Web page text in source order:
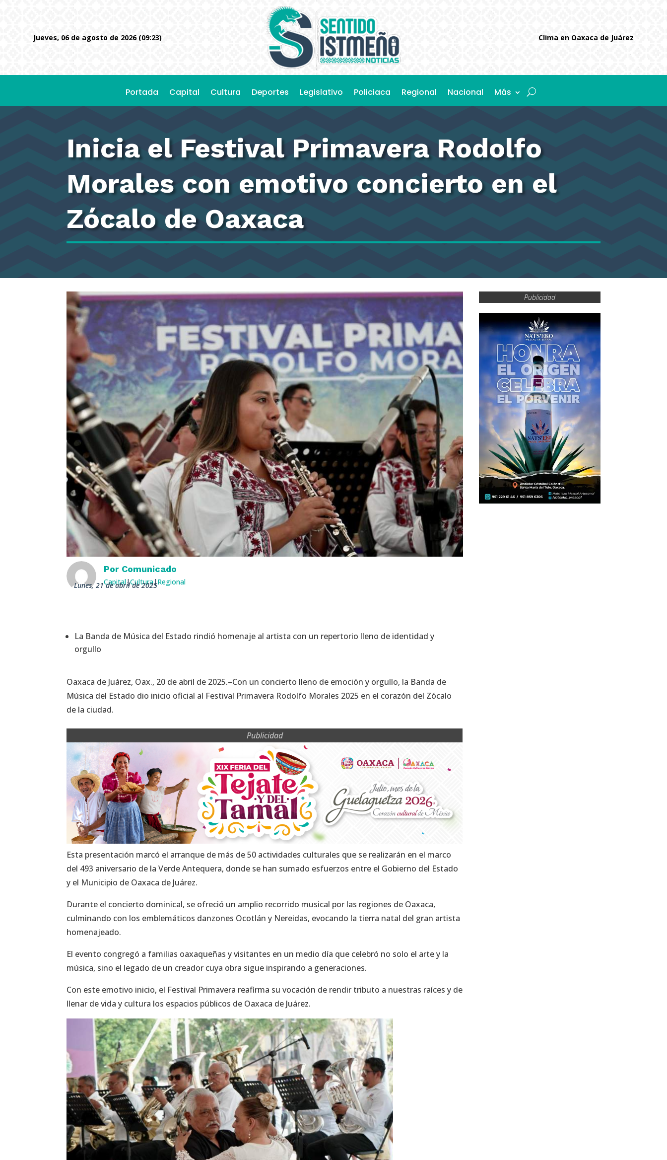
jueves, 06 de agosto de 2026 (09:23) Clima en Oaxaca de Juárez
Portada Capital Cultura Deportes Legislativo Policiaca Regional Nacional Más
Inicia el Festival Primavera Rodolfo
Morales con emotivo concierto en el
Zócalo de Oaxaca
Por Comunicado
Capital|Cultura|Regional
lunes, 21 de abril de 2025
La Banda de Música del Estado rindió homenaje al artista con un repertorio lleno de identidad y
orgullo
Oaxaca de Juárez, Oax., 20 de abril de 2025.–Con un concierto lleno de emoción y orgullo, la Banda de
Música del Estado dio inicio oficial al Festival Primavera Rodolfo Morales 2025 en el corazón del Zócalo
de la ciudad.
Publicidad
Esta presentación marcó el arranque de más de 50 actividades culturales que se realizarán en el marco
del 493 aniversario de la Verde Antequera, donde se han sumado esfuerzos entre el Gobierno del Estado
y el Municipio de Oaxaca de Juárez.
Durante el concierto dominical, se ofreció un amplio recorrido musical por las regiones de Oaxaca,
culminando con los emblemáticos danzones Ocotlán y Nereidas, evocando la tierra natal del gran artista
homenajeado.
El evento congregó a familias oaxaqueñas y visitantes en un medio día que celebró no solo el arte y la
música, sino el legado de un creador cuya obra sigue inspirando a generaciones.
Con este emotivo inicio, el Festival Primavera reafirma su vocación de rendir tributo a nuestras raíces y de
llenar de vida y cultura los espacios públicos de Oaxaca de Juárez.
Publicidad